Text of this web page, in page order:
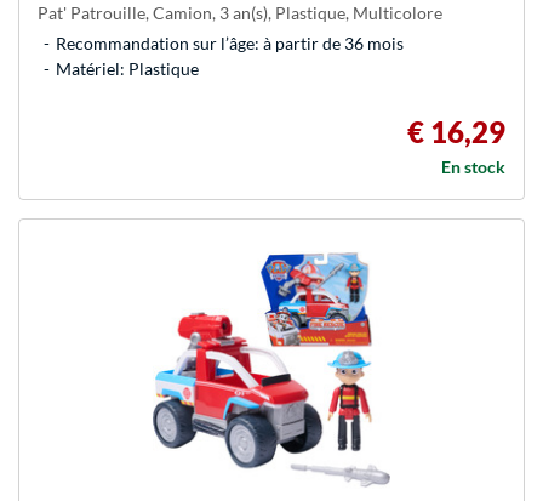
Pat' Patrouille, Camion, 3 an(s), Plastique, Multicolore
Recommandation sur l’âge: à partir de 36 mois
Matériel: Plastique
€ 16,29
En stock